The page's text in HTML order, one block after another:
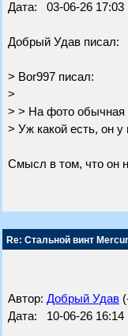
Дата: 03-06-26 17:03
Добрый Удав писал:
> Bor997 писал:
>
> > На фото обычная
> Уж какой есть, он у
Смысл в том, что он
Re: Стальной винт
Автор: Добрый Удав
Дата: 10-06-26 16:14